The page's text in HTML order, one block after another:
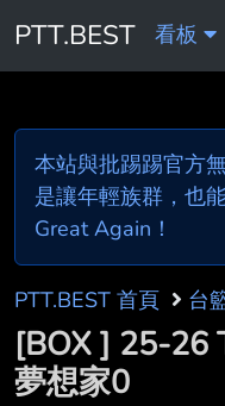
PTT.BEST 看板
本站與批踢踢官方
是讓年輕族群，也
Great Again！
PTT.BEST 首頁 台
[BOX ] 25-26
夢想家0